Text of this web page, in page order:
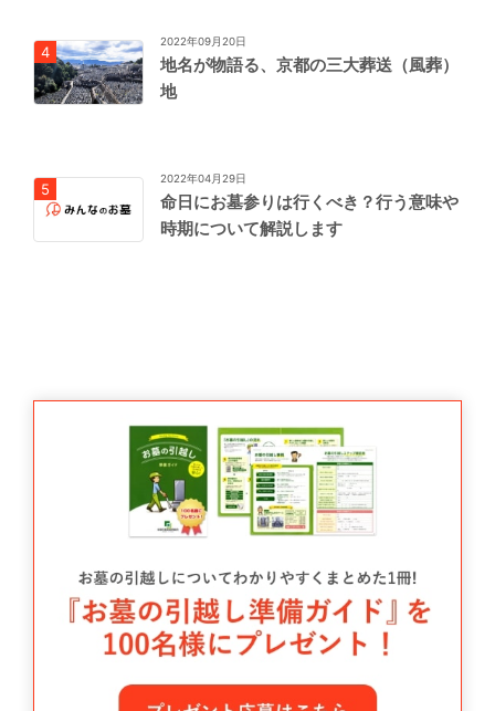
2022年09月20日
地名が物語る、京都の三大葬送（風葬）
地
2022年04月29日
命日にお墓参りは行くべき？行う意味や
時期について解説します